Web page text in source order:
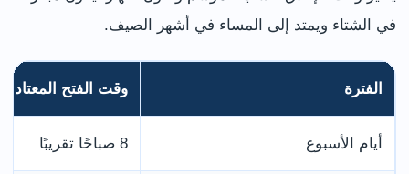
في الشتاء ويمتد إلى المساء في أشهر الصيف.
الفترة وقت الفتح المعتاد
أيام الأسبوع 8 صباحًا تقريبًا